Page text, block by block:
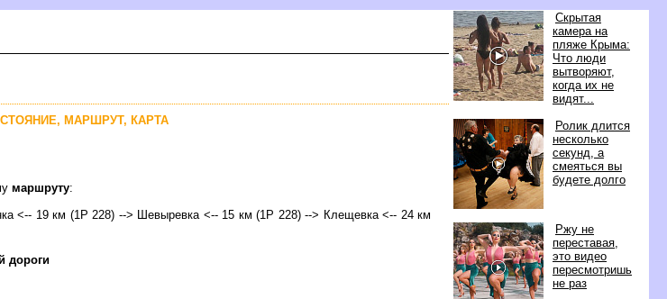
Скрытая
камера на
пляже Крыма:
Что люди
ытворяют,
когда их не
идят...
Ролик длится
несколько
секунд, а
смеяться вы
удете долго
Ржу не
переставая,
это видео
пересмотришь
не раз
МАРШРУТ, КАРТА
маршруту:
<-- 19 км (1Р 228) --> Шевыревка <-- 15 км (1Р 228) --> Клещевка <-- 24 км
дороги